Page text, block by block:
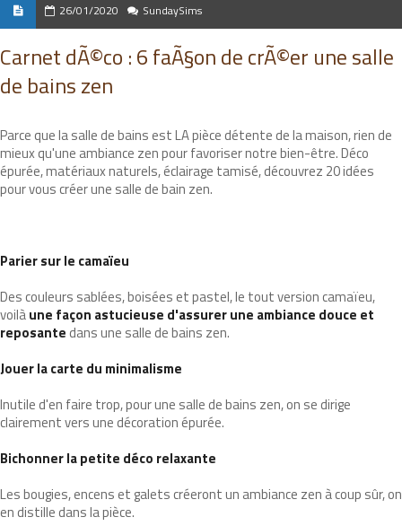
26/01/2020 SundaySims
Carnet dÃ©co : 6 faÃ§on de crÃ©er une salle
de bains zen
Parce que la salle de bains est LA pièce détente de la maison, rien de
mieux qu'une ambiance zen pour favoriser notre bien-être. Déco
épurée, matériaux naturels, éclairage tamisé, découvrez 20 idées
pour vous créer une salle de bain zen.
Parier sur le camaïeu
Des couleurs sablées, boisées et pastel, le tout version camaïeu,
voilàune façon astucieuse d'assurer une ambiance douce et
reposantedans une salle de bains zen.
Jouer la carte du minimalisme
Inutile d'en faire trop, pour une salle de bains zen, on se dirige
clairement vers une décoration épurée.
Bichonner la petite déco relaxante
Les bougies, encens et galets créeront un ambiance zen à coup sûr, on
en distille dans la pièce.